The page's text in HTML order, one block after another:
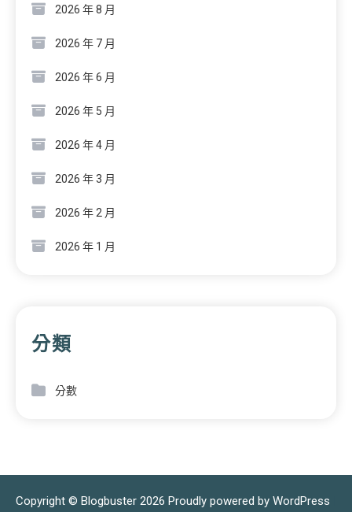
2026 年 8 月
2026 年 7 月
2026 年 6 月
2026 年 5 月
2026 年 4 月
2026 年 3 月
2026 年 2 月
2026 年 1 月
分類
分數
Copyright © Blogbuster 2026 Proudly powered by WordPress